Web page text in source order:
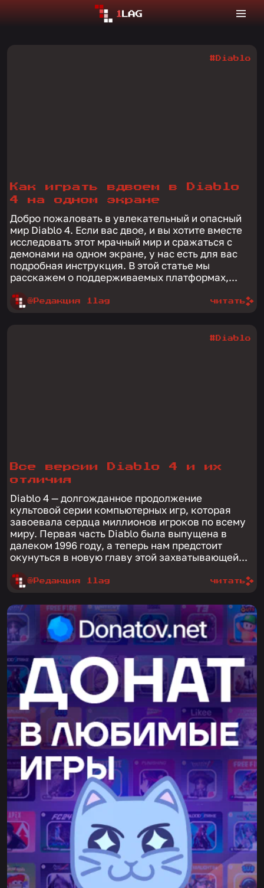
Как играть вдвоем в Diablo
4 на одном экране
Добро пожаловать в увлекательный и опасный
мир Diablo 4. Если вас двое, и вы хотите вместе
исследовать этот мрачный мир и сражаться с
демонами на одном экране, у нас есть для вас
подробная инструкция. В этой статье мы
расскажем о поддерживаемых платформах,...
@Редакция 1lag
#Diablo
читать
Все версии Diablo 4 и их
отличия
Diablo 4 — долгожданное продолжение
культовой серии компьютерных игр, которая
завоевала сердца миллионов игроков по всему
миру. Первая часть Diablo была выпущена в
далеком 1996 году, а теперь нам предстоит
окунуться в новую главу этой захватывающей...
@Редакция 1lag
#Diablo
читать